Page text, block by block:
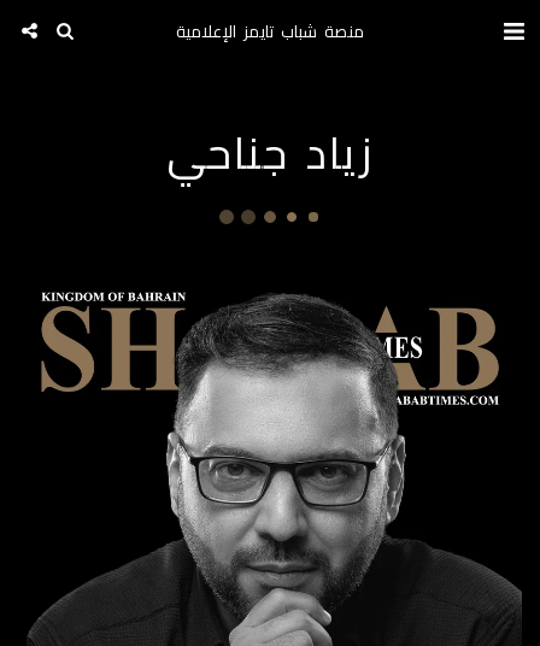
منصة شباب تايمز الإعلامية
زياد جناحي